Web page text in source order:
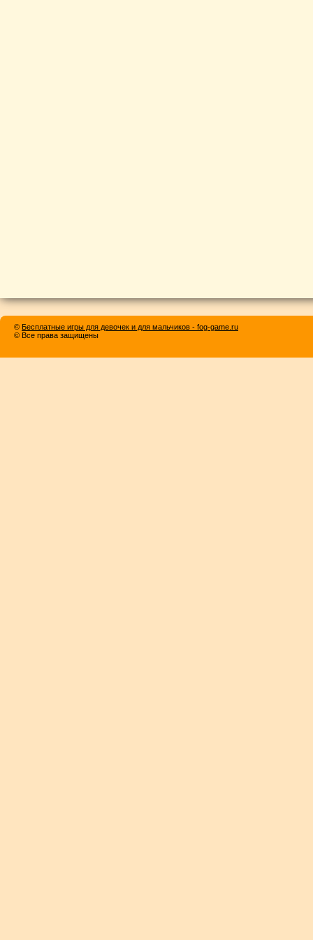
© Бесплатные игры для девочек и для мальчиков - fog-game.ru
© Все права защищены